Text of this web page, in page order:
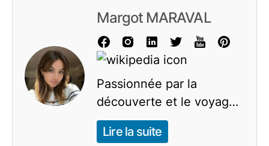
Margot MARAVAL
Passionnée par la
découverte et le voyage,
je consacre mes journées
à explorer l'univers de
Lire la suite